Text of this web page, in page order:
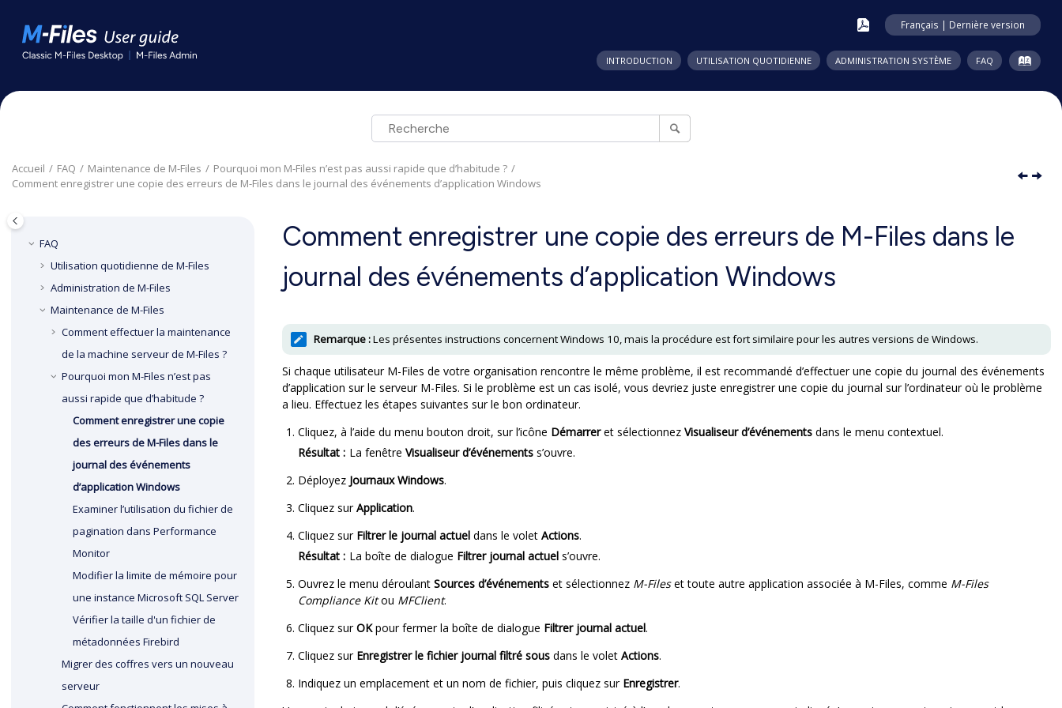
Français | Dernière version
INTRODUCTION UTILISATION QUOTIDIENNE ADMINISTRATION SYSTÈME FAQ
Accueil FAQ Maintenance de M-Files Pourquoi mon M-Files n’est pas aussi rapide que d’habitude ?
Comment enregistrer une copie des erreurs de M-Files dans le journal des événements d’application Windows
FAQ
Utilisation quotidienne de M-Files
Administration de M-Files
Maintenance de M-Files
Comment effectuer la maintenance
de la machine serveur de M-Files ?
Pourquoi mon M-Files n’est pas
aussi rapide que d’habitude ?
Comment enregistrer une copie
des erreurs deM-Filesdans le
journal des événements
d’application Windows
Examiner l’utilisation du fichier de
pagination dans Performance
Monitor
Modifier la limite de mémoire pour
une instance Microsoft SQL Server
Vérifier la taille d'un fichier de
métadonnées Firebird
Migrer des coffres vers un nouveau
serveur
Comment enregistrer une copie des erreurs de M-Files dans le
journal des événements d’application Windows
Remarque :Les présentes instructions concernent Windows 10, mais la procédure est fort similaire pour les autres versions de Windows.
Si chaque utilisateur M-Files de votre organisation rencontre le même problème, il est recommandé d’effectuer une copie du journal des événements
d’application sur le serveur M-Files. Si le problème est un cas isolé, vous devriez juste enregistrer une copie du journal sur l’ordinateur où le problème
a lieu. Effectuez les étapes suivantes sur le bon ordinateur.
Cliquez, à l’aide du menu bouton droit, sur l’icône Démarreret sélectionnez Visualiseur d’événements dans le menu contextuel.
Résultat : La fenêtre Visualiseur d’événements s’ouvre.
Déployez Journaux Windows.
Cliquez surApplication.
Cliquez sur Filtrer le journal actuel dans le volet Actions.
Résultat : La boîte de dialogue Filtrer journal actuel s’ouvre.
Ouvrez le menu déroulant Sources d’événements et sélectionnez M-Fileset toute autre application associée à M-Files, comme M-Files
Compliance Kitou MFClient.
Cliquez surOKpour fermer la boîte de dialogue Filtrer journal actuel.
Cliquez sur Enregistrer le fichier journal filtré sous dans le volet Actions.
Indiquez un emplacement et un nom de fichier, puis cliquez sur Enregistrer.